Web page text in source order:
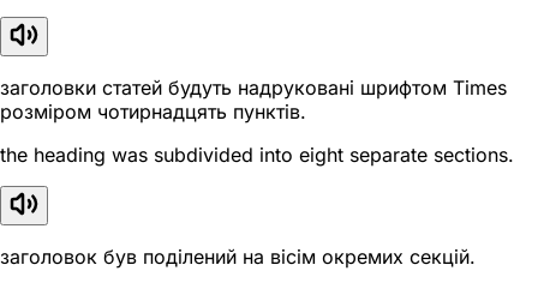
заголовки статей будуть надруковані шрифтом Times
розміром чотирнадцять пунктів.
the heading was subdivided into eight separate sections.
заголовок був поділений на вісім окремих секцій.